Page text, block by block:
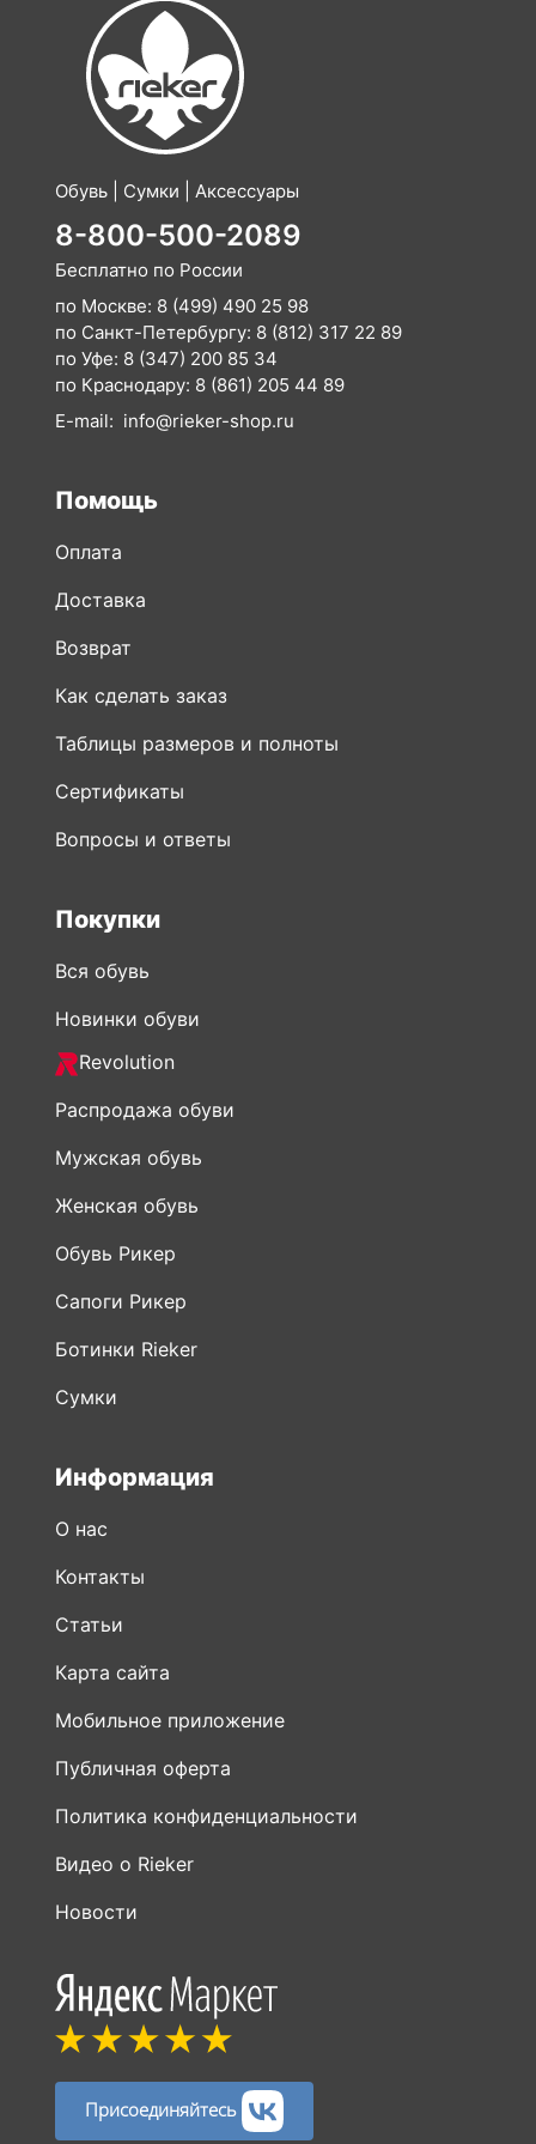
Обувь | Сумки | Аксессуары
8-800-500-2089
Бесплатно по России
по Москве: 8 (499) 490 25 98
по Санкт-Петербургу: 8 (812) 317 22 89
по Уфе: 8 (347) 200 85 34
по Краснодару: 8 (861) 205 44 89
E-mail: info@rieker-shop.ru
Помощь
Оплата
Доставка
Возврат
Как сделать заказ
Таблицы размеров и полноты
Сертификаты
Вопросы и ответы
Покупки
Вся обувь
Новинки обуви
Revolution
Распродажа обуви
Мужская обувь
Женская обувь
Обувь Рикер
Сапоги Рикер
Ботинки Rieker
Сумки
Информация
О нас
Контакты
Статьи
Карта сайта
Мобильное приложение
Публичная оферта
Политика конфиденциальности
Видео о Rieker
Новости
Присоединяйтесь